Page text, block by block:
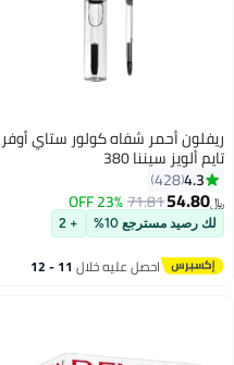
6
ريفلون أحمر شفاه كولور ستاي أوفر
تايم ألويز سيننا 380
4.3
428
﷼‏54.80
71.81
23% OFF
لك رصيد مسترجع 10% + 2
احصل عليه خلال 11 - 12